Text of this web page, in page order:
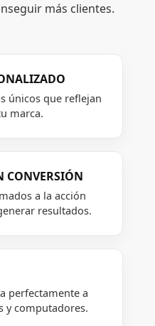
más clientes.
únicos que reflejan
marca.
CONVERSIÓN
a la acción
resultados.
perfectamente a
y computadores.